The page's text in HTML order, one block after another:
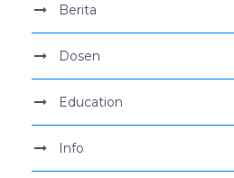
Berita
Dosen
Education
Info